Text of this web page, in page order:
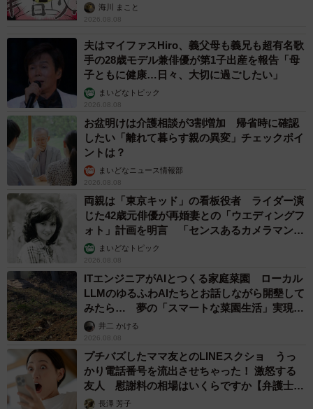
海川 まこと
2026.08.08
夫はマイファスHiro、義父母も義兄も超有名歌
手の28歳モデル兼俳優が第1子出産を報告「母
子ともに健康…日々、大切に過ごしたい」
まいどなトピック
2026.08.08
お盆明けは介護相談が3割増加 帰省時に確認
したい「離れて暮らす親の異変」チェックポイ
ントは？
まいどなニュース情報部
2026.08.08
両親は「東京キッド」の看板役者 ライダー演
じた42歳元俳優が再婚妻との「ウエディングフ
ォト」計画を明言 「センスあるカメラマン求
む」まいどなトピック
2026.08.08
ITエンジニアがAIとつくる家庭菜園 ローカル
LLMのゆるふわAIたちとお話しながら開墾して
みたら… 夢の「スマートな菜園生活」実現な
るか井二 かける
2026.08.08
プチバズしたママ友とのLINEスクショ うっ
かり電話番号を流出させちゃった！ 激怒する
友人 慰謝料の相場はいくらですか【弁護士が
解説】長澤 芳子